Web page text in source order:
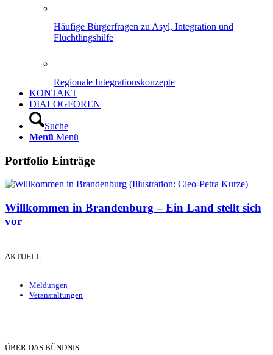
Häufige Bürgerfragen zu Asyl, Integration und
Flüchtlingshilfe
Regionale Integrationskonzepte
KONTAKT
DIALOGFOREN
Suche
Menü Menü
Portfolio Einträge
Willkommen in Brandenburg – Ein Land stellt sich
vor
AKTUELL
Meldungen
Veranstaltungen
ÜBER DAS BÜNDNIS